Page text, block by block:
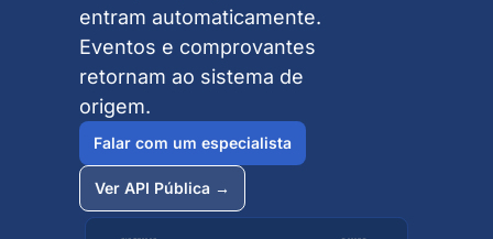
entram automaticamente.
Eventos e comprovantes
retornam ao sistema de
origem.
Falar com um especialista
Ver API Pública →